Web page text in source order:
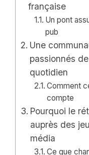
française
Un pont
pub
Une
passionnés
quotidien
Comment
compte
Pourquoi le
auprès des
média
Ce que